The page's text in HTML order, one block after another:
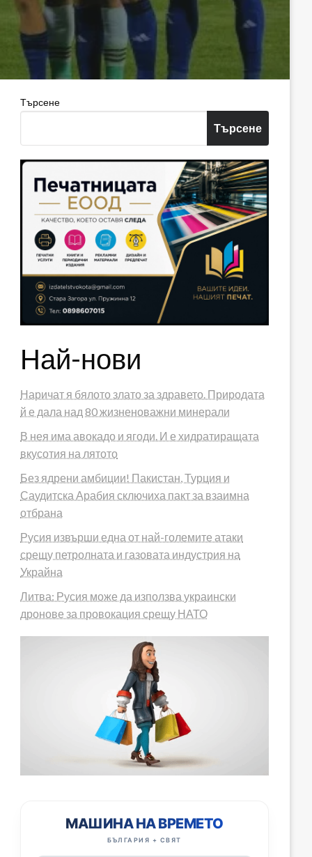
Търсене
Търсене
Най-нови
Наричат я бялото злато за здравето. Природата
й е дала над 80 жизненоважни минерали
В нея има авокадо и ягоди. И е хидратиращата
вкусотия на лятото
Без ядрени амбиции! Пакистан, Турция и
Саудитска Арабия сключиха пакт за взаимна
отбрана
Русия извърши една от най-големите атаки
срещу петролната и газовата индустрия на
Украйна
Литва: Русия може да използва украински
дронове за провокация срещу НАТО
МАШИНА НА ВРЕМЕТО
БЪЛГАРИЯ + СВЯТ